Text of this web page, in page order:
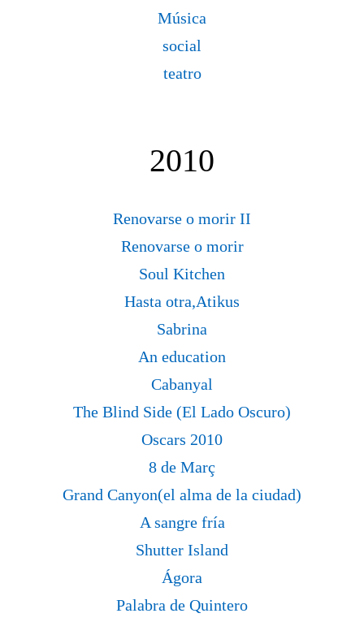
Música
social
teatro
2010
Renovarse o morir II
Renovarse o morir
Soul Kitchen
Hasta otra,Atikus
Sabrina
An education
Cabanyal
The Blind Side (El Lado Oscuro)
Oscars 2010
8 de Març
Grand Canyon(el alma de la ciudad)
A sangre fría
Shutter Island
Ágora
Palabra de Quintero